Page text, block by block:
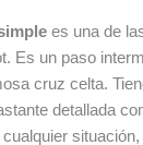
es una de
Es un paso
cruz celta.
detallada